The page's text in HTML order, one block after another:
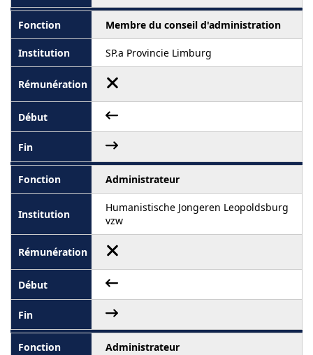
Membre du conseil d'administration
SP.a Provincie Limburg
Administrateur
Humanistische Jongeren Leopoldsburg
vzw
Administrateur